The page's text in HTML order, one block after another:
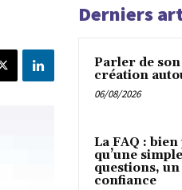
Derniers
Parler de son
création
06/08/2026
La FAQ : bien
qu’une
questions,
confiance